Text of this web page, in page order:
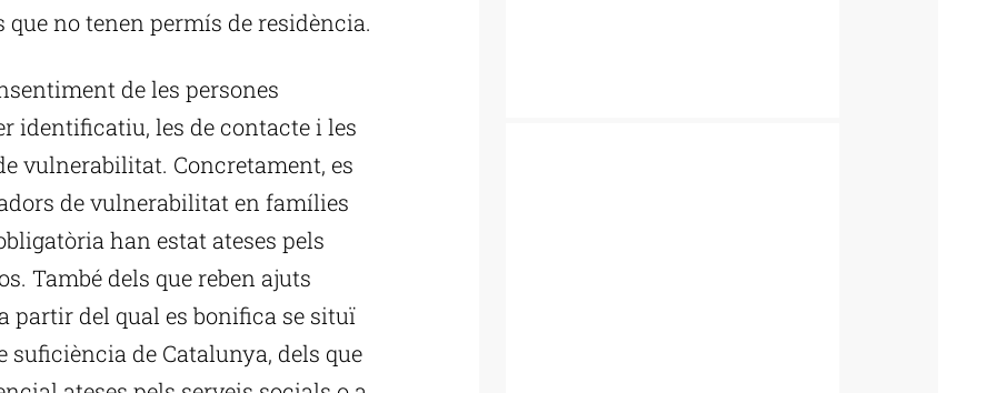
no tenen permís de residència.
de les persones
identificatiu, les de contacte i les
vulnerabilitat. Concretament, es
de vulnerabilitat en famílies
han estat ateses pels
També dels que reben ajuts
partir del qual es bonifica se situï
suficiència de Catalunya, dels que